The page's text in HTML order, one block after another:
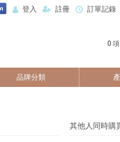
登入 註冊 訂單記錄
0
品牌分類
其他人同時購